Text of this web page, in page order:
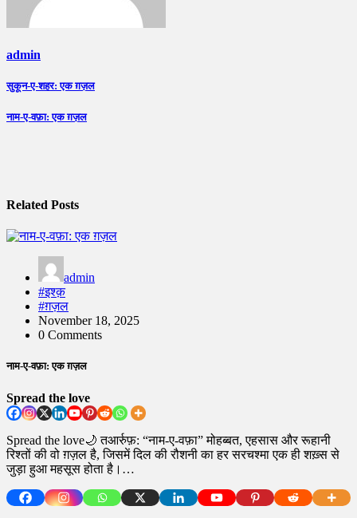
admin
Post
navigation
सुकून-ए-शहर: एक ग़ज़ल
नाम-ए-वफ़ा: एक ग़ज़ल
Related Posts
admin
#इश्क़
#ग़ज़ल
November 18, 2025
0 Comments
नाम-ए-वफ़ा: एक ग़ज़ल
Spread the love
Spread the love🌙 तआर्रुफ़: “नाम-ए-वफ़ा” मोहब्बत, एहसास और रूहानी
रिश्तों की वो ग़ज़ल है, जिसमें दिल की रौशनी का हर सरचश्मा एक ही शख़्स से
जुड़ा हुआ महसूस होता है।…